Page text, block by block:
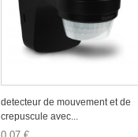
detecteur de mouvement et de
crepuscule avec...